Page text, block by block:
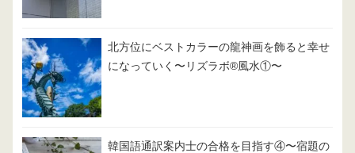
北方位にベストカラーの龍神画を飾ると幸せ
になっていく〜リズラボ®️風水①〜
韓国語通訳案内士の合格を目指す④〜宿題の